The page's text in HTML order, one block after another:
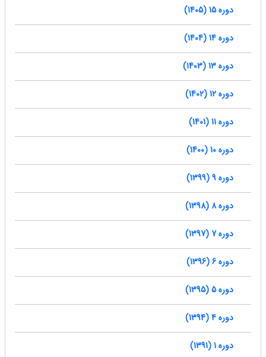
دوره 15 (1405)
دوره 14 (1404)
دوره 13 (1403)
دوره 12 (1402)
دوره 11 (1401)
دوره 10 (1400)
دوره 9 (1399)
دوره 8 (1398)
دوره 7 (1397)
دوره 6 (1396)
دوره 5 (1395)
دوره 4 (1394)
دوره 1 (1391)